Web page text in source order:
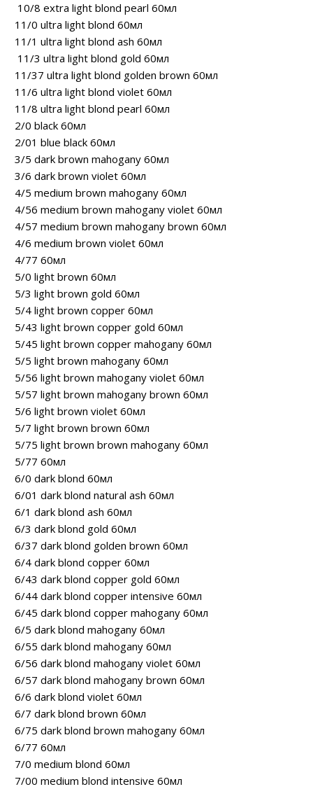
10/8 extra light blond pearl 60мл
11/0 ultra light blond 60мл
11/1 ultra light blond ash 60мл
11/3 ultra light blond gold 60мл
11/37 ultra light blond golden brown 60мл
11/6 ultra light blond violet 60мл
11/8 ultra light blond pearl 60мл
2/0 black 60мл
2/01 blue black 60мл
3/5 dark brown mahogany 60мл
3/6 dark brown violet 60мл
4/5 medium brown mahogany 60мл
4/56 medium brown mahogany violet 60мл
4/57 medium brown mahogany brown 60мл
4/6 medium brown violet 60мл
4/77 60мл
5/0 light brown 60мл
5/3 light brown gold 60мл
5/4 light brown copper 60мл
5/43 light brown copper gold 60мл
5/45 light brown copper mahogany 60мл
5/5 light brown mahogany 60мл
5/56 light brown mahogany violet 60мл
5/57 light brown mahogany brown 60мл
5/6 light brown violet 60мл
5/7 light brown brown 60мл
5/75 light brown brown mahogany 60мл
5/77 60мл
6/0 dark blond 60мл
6/01 dark blond natural ash 60мл
6/1 dark blond ash 60мл
6/3 dark blond gold 60мл
6/37 dark blond golden brown 60мл
6/4 dark blond copper 60мл
6/43 dark blond copper gold 60мл
6/44 dark blond copper intensive 60мл
6/45 dark blond copper mahogany 60мл
6/5 dark blond mahogany 60мл
6/55 dark blond mahogany 60мл
6/56 dark blond mahogany violet 60мл
6/57 dark blond mahogany brown 60мл
6/6 dark blond violet 60мл
6/7 dark blond brown 60мл
6/75 dark blond brown mahogany 60мл
6/77 60мл
7/0 medium blond 60мл
7/00 medium blond intensive 60мл